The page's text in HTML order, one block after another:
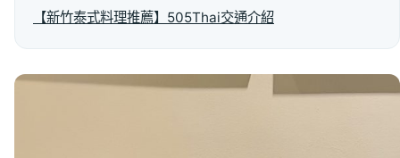
【新竹泰式料理推薦】505Thai交通介紹